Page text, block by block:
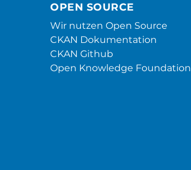
OPEN SOURCE
Wir nutzen Open Source
CKAN Dokumentation
CKAN Github
Open Knowledge Foundation